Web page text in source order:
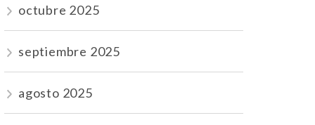
octubre 2025
septiembre 2025
agosto 2025